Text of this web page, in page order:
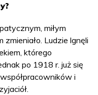
miłym
Ludzie lgnęli
którego
po 1918 r. już się
i